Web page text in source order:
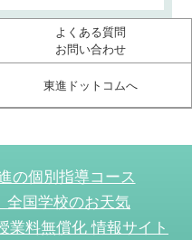
よくある質問
お問い合わせ
東進ドットコムへ
の個別指導コース
全国学校のお天気
業料無償化 情報サイト